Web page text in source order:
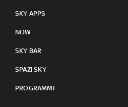
SKY APPS
NOW
SKY BAR
SPAZI SKY
PROGRAMMI